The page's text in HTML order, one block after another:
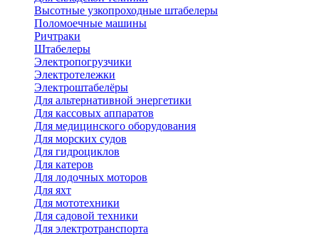
Высотные узкопроходные штабелеры
Поломоечные машины
Ричтраки
Штабелеры
Электропогрузчики
Электротележки
Электроштабелёры
Для альтернативной энергетики
Для кассовых аппаратов
Для медицинского оборудования
Для морских судов
Для гидроциклов
Для катеров
Для лодочных моторов
Для яхт
Для мототехники
Для садовой техники
Для электротранспорта